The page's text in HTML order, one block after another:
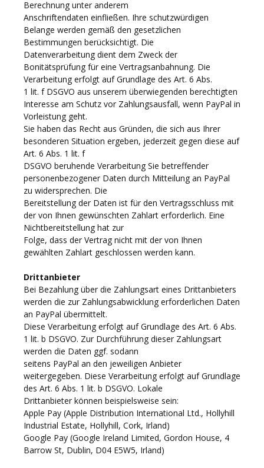
Berechnung unter anderem
Anschriftendaten einfließen. Ihre schutzwürdigen
Belange werden gemäß den gesetzlichen
Bestimmungen berücksichtigt. Die
Datenverarbeitung dient dem Zweck der
Bonitätsprüfung für eine Vertragsanbahnung. Die
Verarbeitung erfolgt auf Grundlage des Art. 6 Abs.
1 lit. f DSGVO aus unserem überwiegenden berechtigten
Interesse am Schutz vor Zahlungsausfall, wenn PayPal in
Vorleistung geht.
Sie haben das Recht aus Gründen, die sich aus Ihrer
besonderen Situation ergeben, jederzeit gegen diese auf
Art. 6 Abs. 1 lit. f
DSGVO beruhende Verarbeitung Sie betreffender
personenbezogener Daten durch Mitteilung an PayPal
zu widersprechen. Die
Bereitstellung der Daten ist für den Vertragsschluss mit
der von Ihnen gewünschten Zahlart erforderlich. Eine
Nichtbereitstellung hat zur
Folge, dass der Vertrag nicht mit der von Ihnen
gewählten Zahlart geschlossen werden kann.
Drittanbieter
Bei Bezahlung über die Zahlungsart eines Drittanbieters
werden die zur Zahlungsabwicklung erforderlichen Daten
an PayPal übermittelt.
Diese Verarbeitung erfolgt auf Grundlage des Art. 6 Abs.
1 lit. b DSGVO. Zur Durchführung dieser Zahlungsart
werden die Daten ggf. sodann
seitens PayPal an den jeweiligen Anbieter
weitergegeben. Diese Verarbeitung erfolgt auf Grundlage
des Art. 6 Abs. 1 lit. b DSGVO. Lokale
Drittanbieter können beispielsweise sein:
Apple Pay (Apple Distribution International Ltd., Hollyhill
Industrial Estate, Hollyhill, Cork, Irland)
Google Pay (Google Ireland Limited, Gordon House, 4
Barrow St, Dublin, D04 E5W5, Irland)